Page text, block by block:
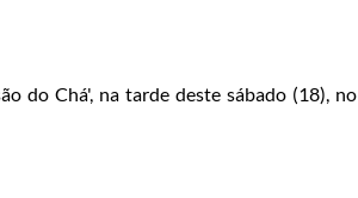
do Chá', na tarde deste sábado (18), no